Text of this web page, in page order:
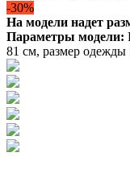
-30%
На модели надет
Параметры модели:
81 см, размер одежды